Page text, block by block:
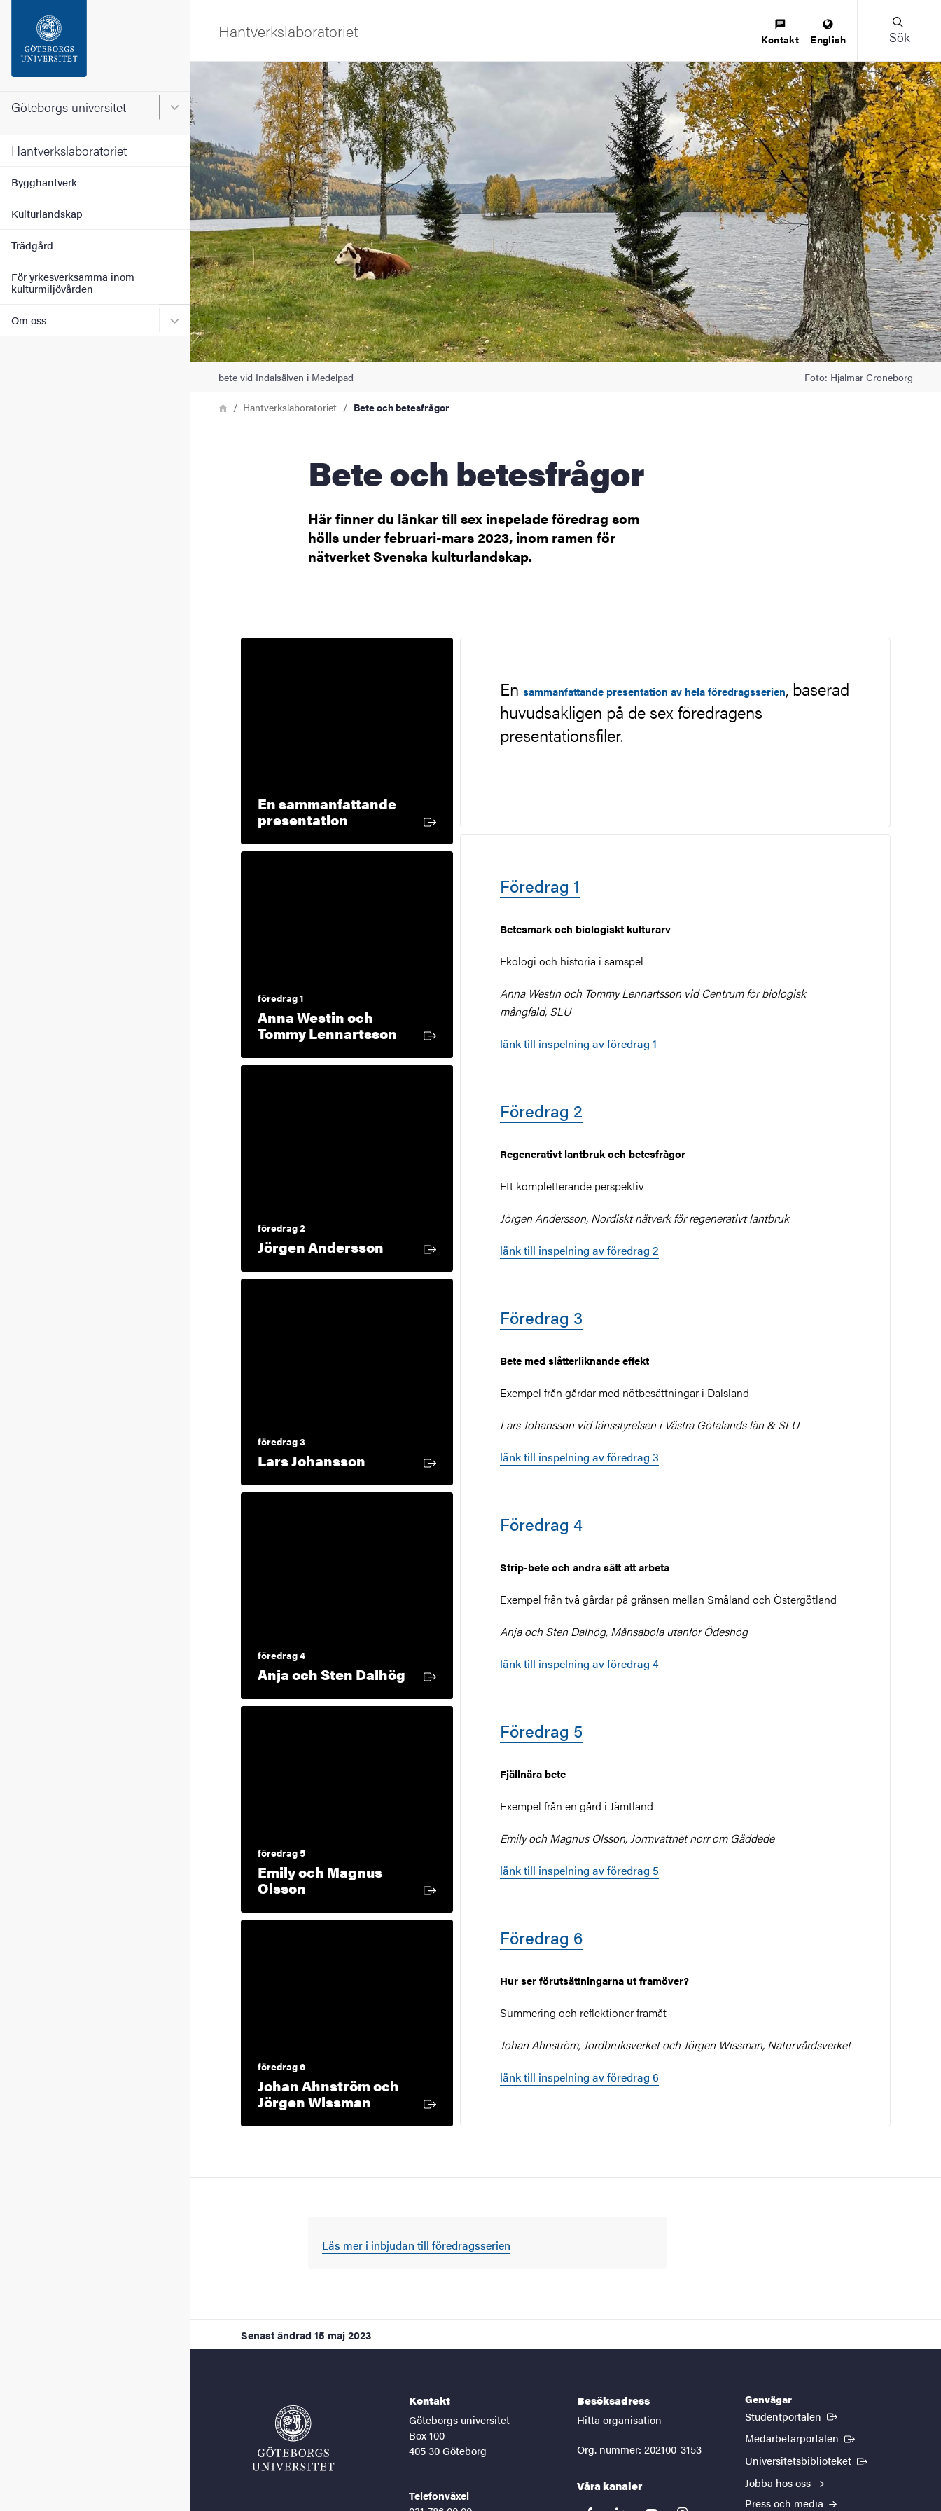
Sidfoten
Om webbplatsen
Göteborgs universitet Huvudmeny för Göteborgs universitet
Hantverkslaboratoriet
Bygghantverk
Kulturlandskap
Trädgård
För yrkesverksamma inom
kulturmiljövården
Om oss Undermeny för Om oss
Hantverkslaboratoriet Kontakt English Sök
Bild
bete vid Indalsälven i Medelpad Foto: Hjalmar Croneborg
LänkstigHemHantverkslaboratoriet Bete och betesfrågor
Bete och betesfrågor
Här finner du länkar till sex inspelade föredrag som
hölls under februari-mars 2023, inom ramen för
nätverket Svenska kulturlandskap.
En sammanfattande
presentation Extern länk
föredrag 1
Anna Westin och
Tommy Lennartsson Extern länk
föredrag 2
Jörgen Andersson Extern länk
föredrag 3
Lars Johansson Extern länk
föredrag 4
Anja och Sten Dalhög Extern länk
föredrag 5
Emily och Magnus
Olsson Extern länk
föredrag 6
Johan Ahnström och
Jörgen Wissman Extern länk
En sammanfattande presentation av hela föredragsserien, baserad
huvudsakligen på de sex föredragens
presentationsfiler.
Föredrag 1
Betesmark och biologiskt kulturarv
Ekologi och historia i samspel
Anna Westin och Tommy Lennartsson vid Centrum för biologisk
mångfald, SLU
länk till inspelning av föredrag 1
Föredrag 2
Regenerativt lantbruk och betesfrågor
Ett kompletterande perspektiv
Jörgen Andersson, Nordiskt nätverk för regenerativt lantbruk
länk till inspelning av föredrag 2
Föredrag 3
Bete med slåtterliknande effekt
Exempel från gårdar med nötbesättningar i Dalsland
Lars Johansson vid länsstyrelsen i Västra Götalands län & SLU
länk till inspelning av föredrag 3
Föredrag 4
Strip-bete och andra sätt att arbeta
Exempel från två gårdar på gränsen mellan Småland och Östergötland
Anja och Sten Dalhög, Månsabola utanför Ödeshög
länk till inspelning av föredrag 4
Föredrag 5
Fjällnära bete
Exempel från en gård i Jämtland
Emily och Magnus Olsson, Jormvattnet norr om Gäddede
länk till inspelning av föredrag 5
Föredrag 6
Hur ser förutsättningarna ut framöver?
Summering och reflektioner framåt
Johan Ahnström, Jordbruksverket och Jörgen Wissman, Naturvårdsverket
länk till inspelning av föredrag 6
Läs mer i inbjudan till föredragsserien
Senast ändrad 15 maj 2023
Kontakt
Göteborgs universitet
Box 100
405 30 Göteborg
Telefonväxel
Besöksadress
Hitta organisation
Org. nummer: 202100-3153
Våra kanaler
Genvägar
Studentportalen (Extern länk)
Medarbetarportalen (Extern länk)
Universitetsbiblioteket (Extern länk)
Jobba hos oss
Press och media